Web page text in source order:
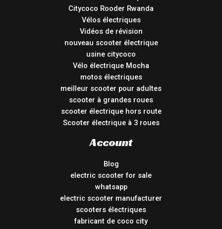
Citycoco Rooder Rwanda
Vélos électriques
Vidéos de révision
nouveau scooter électrique
usine citycoco
Vélo électrique Mocha
motos électriques
meilleur scooter pour adultes
scooter à grandes roues
scooter électrique hors route
Scooter électrique à 3 roues
Account
Blog
electric scooter for sale
whatsapp
electric scooter manufacturer
scooters électriques
fabricant de coco city